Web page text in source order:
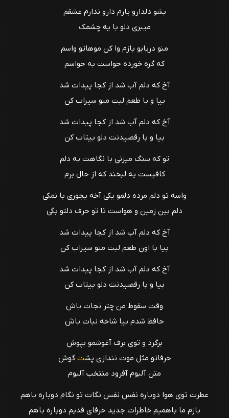
بشو دلدارو یارم دارو ندارم عشقم
میبری دلو با یه چشمک
منو دریابو بازم وا کن موهاتو واسم
که گره خورده حواست به حواسم
آخ که دلم آب شد از کجا پیدات شد
بیا و با طعم لبت منو سیراب کن
آخ که دلم آب شد از کجا پیدات شد
بیا و با رقصیدنت دلو بیتاب کن
تو که سنگ میزنی با نگاهت به دلم
کافیست یه لبخند که از حال برم
واسه تو دلم مرده دلمو یکی آخه یجوری با نمکی
دلم بین زمین و هواست تا تو حرف دلتو بگی
آخ که دلم آب شد از کجا پیدات شد
بیا با اون طعم لبت منو سیراب کن
آخ که دلم آب شد از کجا پیدات شد
بیا و با رقصیدنت دلو بیتاب کن
وقت سقوط من چتر نجات باش
حافظ شدم بیا شاخه نبات باش
برگرد و توی برف آغوشمو بپوش
حرفاتو مثل موت نندازی پشت گوش
متن آلبوم آفرود منتخب آلبوم
عطرت توی هوا دوباره نفس نفس نگات تو نگام دوباره باهم
بازم ما باهمیم خاطرات جدید حرفای قدیم دوباره باهم